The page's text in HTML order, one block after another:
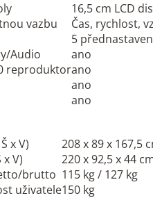
16,5 cm LCD
vazbu
Čas, rychlost,
5
Audio
ano
reproduktorano
ano
ano
x V)
208 x 89 x 167,5
V)
220 x 92,5 x 44
brutto 115 kg / 127 kg
uživatele150 kg